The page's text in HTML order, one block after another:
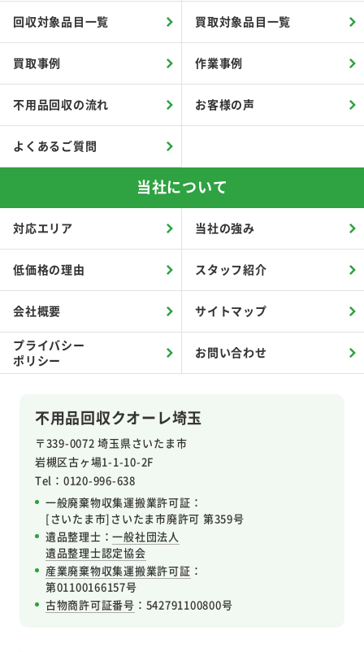
不用品回収クオーレ埼玉
〒339-0072 埼玉県さいたま市
岩槻区古ヶ場1-1-10-2F
Tel：0120-996-638
一般廃棄物収集運搬業許可証：
[さいたま市]さいたま市廃許可 第359号
遺品整理士：一般社団法人
遺品整理士認定協会
産業廃棄物収集運搬業許可証 ：
第01100166157号
古物商許可証番号 ：542791100800号
回収対象品目一覧 買取対象品目一覧
買取事例 作業事例
不用品回収の流れ お客様の声
よくあるご質問
当社について
対応エリア 当社の強み
低価格の理由 スタッフ紹介
会社概要 サイトマップ
プライバシー
ポリシー
お問い合わせ